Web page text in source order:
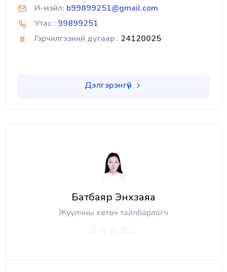
И-мэйл: b99899251@gmail.com
Утас : 99899251
Гэрчилгээний дугаар : 24120025
Дэлгэрэнгүй
Батбаяр Энхзаяа
Жуулчны хөтөч тайлбарлагч